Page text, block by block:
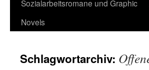
Sozialarbeitsromane und Graphic
Novels
Schlagwortarchiv: